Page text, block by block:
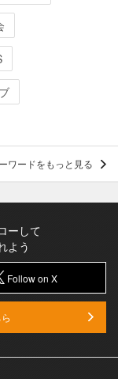
ワードをもっと見る
ーして
よう
Follow on X